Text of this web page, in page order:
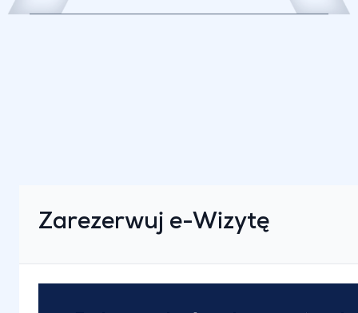
Zarezerwuj e-Wizytę